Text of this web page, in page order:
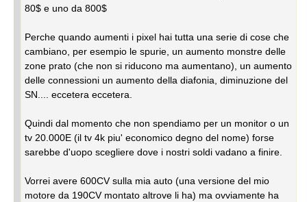
80$ e uno da 800$
Perche quando aumenti i pixel hai tutta una serie di cose che
cambiano, per esempio le spurie, un aumento monstre delle
zone prato (che non si riducono ma aumentano), un aumento
delle connessioni un aumento della diafonia, diminuzione del
SN.... eccetera eccetera.
Quindi dal momento che non spendiamo per un monitor o un
tv 20.000E (il tv 4k piu' economico degno del nome) forse
sarebbe d'uopo scegliere dove i nostri soldi vadano a finire.
Vorrei avere 600CV sulla mia auto (una versione del mio
motore da 190CV montato altrove li ha) ma ovviamente ha